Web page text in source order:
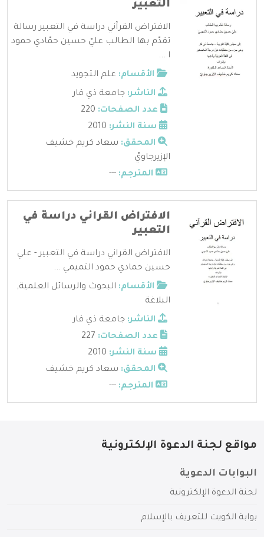
التعبير
الافتراض القرآني دراسة في التعبير رسالة
تقدّم بها الطالب عليّ حسين حمّادي حمود
ا ...
الأقسام: علم التجويد
الناشر: جامعة ذي قار
عدد الصفحات:
سنة النشر:
المحقق: سعاد كريم خشيف
الإزيرجاويّ
المترجم: ---
الافتراض القراني دراسة في
التعبير
الافتراض القراني دراسة في التعبير - علي
حسين حمادي حمود التميمي ...
الأقسام: البحوث والرسائل العلمية,
البلاغة
الناشر: جامعة ذي قار
عدد الصفحات:
سنة النشر:
المحقق: سعاد كريم خشيف
المترجم: ---
مواقع لجنة الدعوة الإلكترونية
البوابات الدعوية
لجنة الدعوة الإلكترونية
بوابة الكويت للتعريف بالإسلام